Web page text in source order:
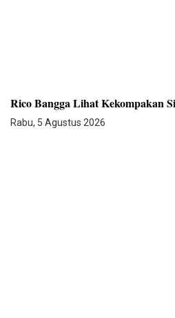
Rico Bangga Lihat Kekompakan
Rabu, 5 Agustus 2026